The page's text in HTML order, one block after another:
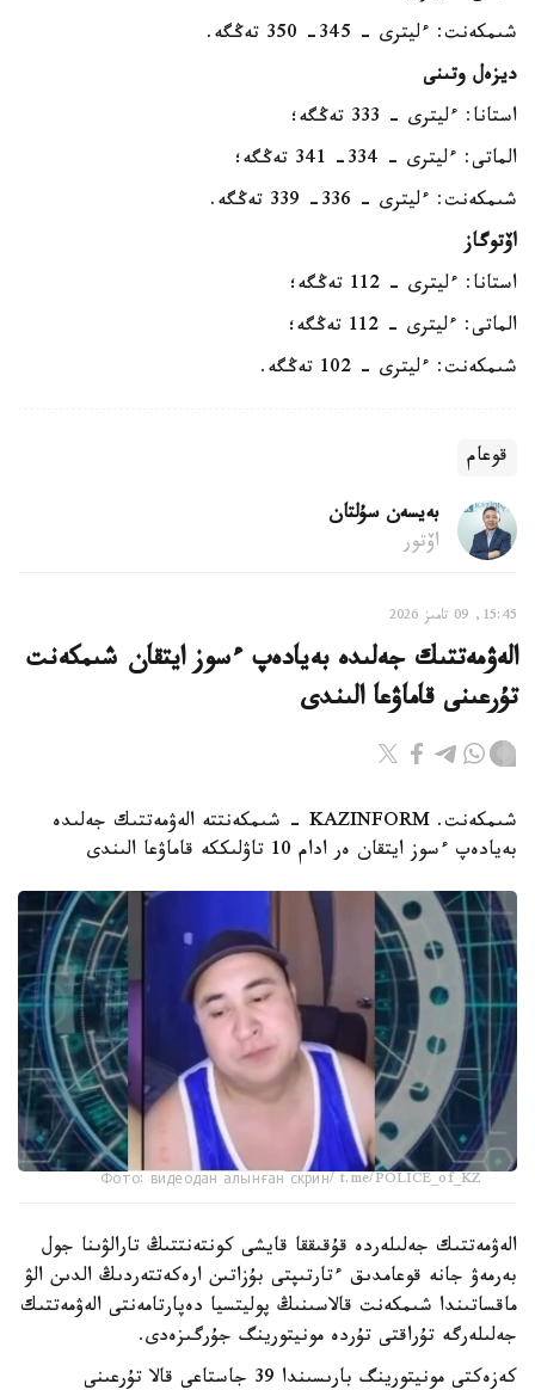
شىمكەنت: ءليترى - 345- 350 تەڭگە.
ديزەل وتىنى
استانا: ءليترى - 333 تەڭگە؛
الماتى: ءليترى - 334- 341 تەڭگە؛
شىمكەنت: ءليترى - 336- 339 تەڭگە.
اۆتوگاز
استانا: ءليترى - 112 تەڭگە؛
الماتى: ءليترى - 112 تەڭگە؛
شىمكەنت: ءليترى - 102 تەڭگە.
قوعام
بەيسەن سۇلتان
اۆتور
15:45, 09 تامىز 2026
الەۋمەتتىك جەلىدە بەيادەپ ءسوز ايتقان شىمكەنت
تۇرعىنى قاماۋعا الىندى
شىمكەنت. KAZINFORM - شىمكەنتتە الەۋمەتتىك جەلىدە
بەيادەپ ءسوز ايتقان ەر ادام 10 تاۋلىككە قاماۋعا الىندى
Фото: видеодан алынған скрин/ t.me/POLICE_of_KZ
الەۋمەتتىك جەلىلەردە قۇقىققا قايشى كونتەنتتىڭ تارالۋىنا جول
بەرمەۋ جانە قوعامدىق ءتارتىپتى بۇزاتىن ارەكەتتەردىڭ الدىن الۋ
ماقساتىندا شىمكەنت قالاسىنىڭ پوليتسيا دەپارتامەنتى الەۋمەتتىك
جەلىلەرگە تۇراقتى تۇردە مونيتورينگ جۇرگىزەدى.
كەزەكتى مونيتورينگ بارىسىندا 39 جاستاعى قالا تۇرعىنى